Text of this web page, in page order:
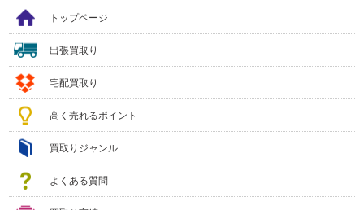
トップページ
出張買取り
宅配買取り
高く売れるポイント
買取りジャンル
よくある質問